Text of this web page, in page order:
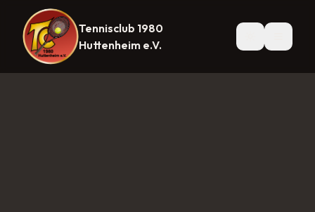
Tennisclub 1980
Huttenheim e.V.
Startseite NewsMannschaften Herren 30